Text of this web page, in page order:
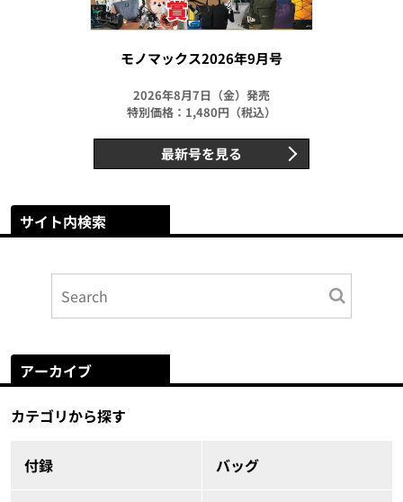
モノマックス2026年9月号
2026年8月7日（金）発売
特別価格：1,480円（税込）
最新号を見る
サイト内検索
アーカイブ
カテゴリから探す
付録 バッグ